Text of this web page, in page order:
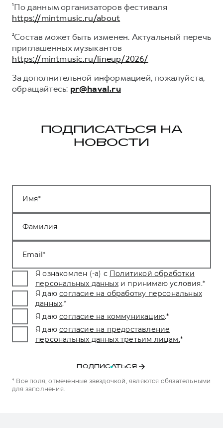
¹По данным организаторов фестиваля
https://mintmusic.ru/about
²Состав может быть изменен. Актуальный перечь
приглашенных музыкантов
https://mintmusic.ru/lineup/2026/
За дополнительной информацией, пожалуйста,
обращайтесь: pr@haval.ru
ПОДПИСАТЬСЯ НА
НОВОСТИ
Имя
Фамилия
Email
Я ознакомлен (-а) с Политикой обработки
персональных данных и принимаю условия.*
Я даю согласие на обработку персональных
данных.*
Я даю согласие на коммуникацию.*
Я даю согласие на предоставление
персональных данных третьим лицам.*
ПОДПИСАТЬСЯ
* Все поля, отмеченные звездочкой, являются обязательными
для заполнения.